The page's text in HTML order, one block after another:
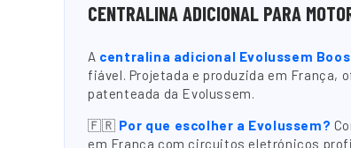
CENTRALINA ADICIONAL PARA
A centralina adicional Evolussem
fiável. Projetada e produzida em França,
patenteada da Evolussem.
🇫🇷 Por que escolher a Evolussem?
em França com circuitos eletrónicos